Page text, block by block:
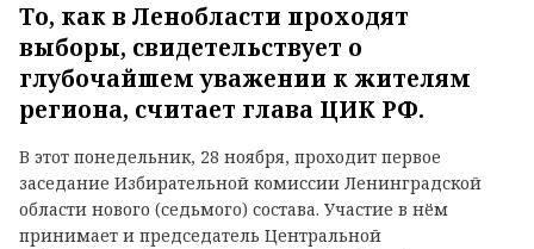
То, как в Ленобласти проходят
выборы, свидетельствует о
глубочайшем уважении к жителям
региона, считает глава ЦИК РФ.
В этот понедельник, 28 ноября, проходит первое
заседание Избирательной комиссии Ленинградской
области нового (седьмого) состава. Участие в нём
принимает и председатель Центральной